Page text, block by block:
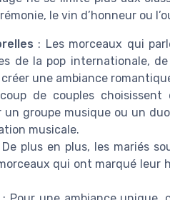
le vin d’honneur ou
: Les morceaux qui
de la pop internationale,
une ambiance
de couples
groupe musique ou un
musicale.
plus en plus, les mariés
qui ont marqué leur